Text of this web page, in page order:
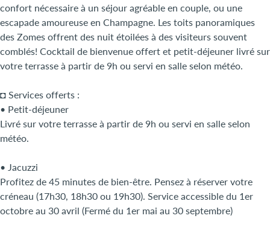
confort nécessaire à un séjour agréable en couple, ou une
escapade amoureuse en Champagne. Les toits panoramiques
des Zomes offrent des nuit étoilées à des visiteurs souvent
comblés! Cocktail de bienvenue offert et petit-déjeuner livré sur
votre terrasse à partir de 9h ou servi en salle selon météo.
◘ Services offerts :
• Petit-déjeuner
Livré sur votre terrasse à partir de 9h ou servi en salle selon
météo.
• Jacuzzi
Profitez de 45 minutes de bien-être. Pensez à réserver votre
créneau (17h30, 18h30 ou 19h30). Service accessible du 1er
octobre au 30 avril (Fermé du 1er mai au 30 septembre)